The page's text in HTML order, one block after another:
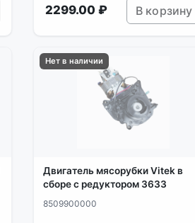
2299.00 ₽ В корзину
Нет в наличии
Двигатель мясорубки Vitek в
сборе с редуктором 3633
8509900000